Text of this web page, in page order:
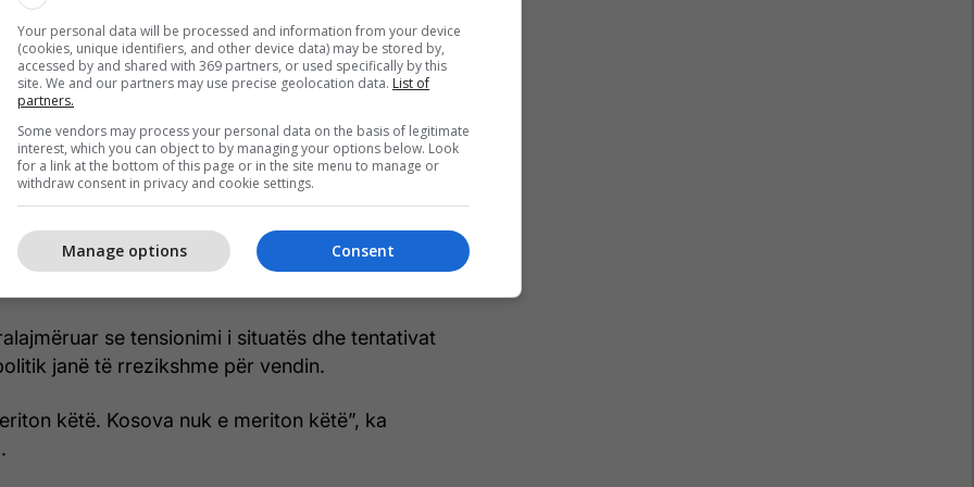
hakmarrjeje politike”.
të bëra ndaj kryetarit të Skenderajt,
ka vlerësuar se etiketimi i tij si “Serbia” është i
dhe vuajtjen që ka përjetuar Drenica, ta
dhe ta etiketosh Kryetarin e saj si ‘Serbia’
Ta vësh në rrezik paqen sociale dhe t’i shtysh
dhe konfliktit është ligësi”, ka shkruar
se tensionimi i situatës dhe tentativat
janë të rrezikshme për vendin.
këtë. Kosova nuk e meriton këtë”, ka
Your personal data will be processed and information from your device
(cookies, unique identifiers, and other device data) may be stored by,
accessed by and shared with 369 partners, or used specifically by this
site. We and our partners may use precise geolocation data. List of
partners.
Some vendors may process your personal data on the basis of legitimate
interest, which you can object to by managing your options below. Look
for a link at the bottom of this page or in the site menu to manage or
withdraw consent in privacy and cookie settings.
Consent
Manage options